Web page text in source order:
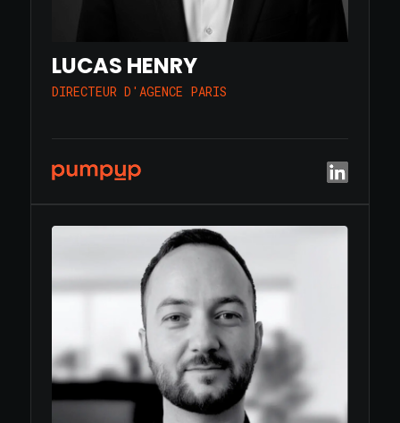
LUCAS HENRY
DIRECTEUR D'AGENCE PARIS